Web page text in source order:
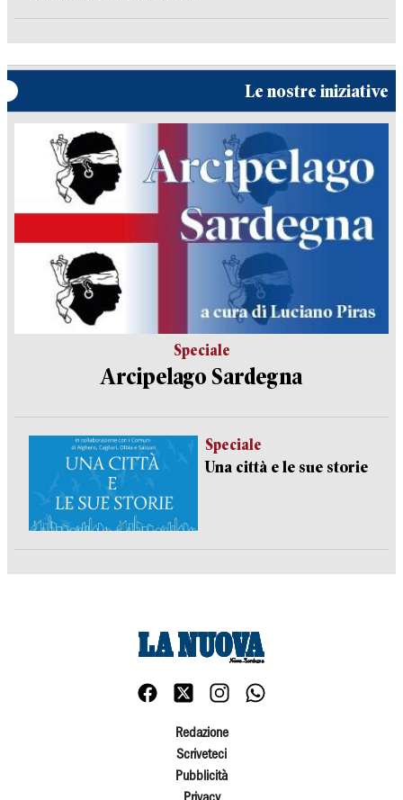
Le nostre iniziative
Speciale
Arcipelago Sardegna
Speciale
Una città e le sue storie
Redazione
Scriveteci
Pubblicità